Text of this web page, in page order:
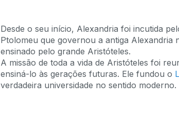
Desde o seu início, Alexandria foi incutida
Ptolomeu que governou a antiga Alexandria
ensinado pelo grande Aristóteles.
A missão de toda a vida de Aristóteles foi
ensiná-lo às gerações futuras. Ele fundou o
verdadeira universidade no sentido moderno.